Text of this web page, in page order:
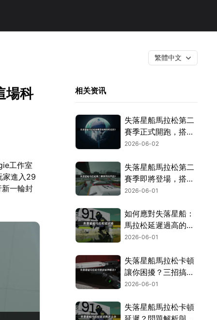
繁體中文
場科
工作室
家進入29
一輪封
相关资讯
失落星船馬拉松第二
賽季正式開跑，搭配
網路加速，暢玩無
2026-06-02
失落星船馬拉松第二
賽季即將登場，搭配
UU加速器，就能體
感受！
2026-06-01
如何應對失落星船：
馬拉松延遲過高的煩
惱？
2026-06-01
失落星船馬拉松卡頓
讓你困擾？三招搞定
天倉五IV撤離模式，
2026-06-01
失落星船馬拉松卡頓